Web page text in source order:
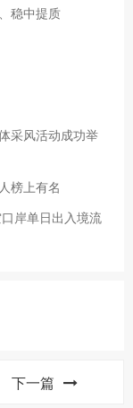
稳中提质
采风活动成功举
榜上有名
岸单日出入境流
下一篇